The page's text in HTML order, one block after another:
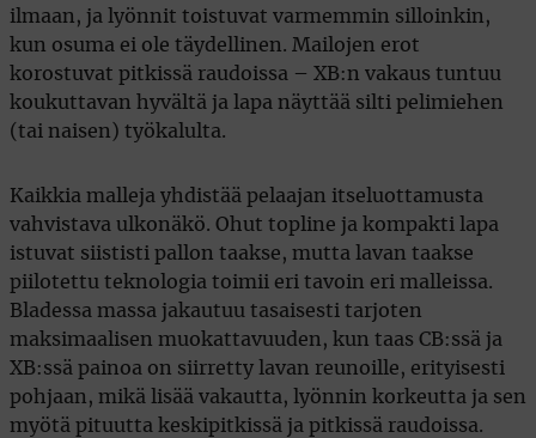
ilmaan, ja lyönnit toistuvat varmemmin silloinkin,
kun osuma ei ole täydellinen. Mailojen erot
korostuvat pitkissä raudoissa – XB:n vakaus tuntuu
koukuttavan hyvältä ja lapa näyttää silti pelimiehen
(tai naisen) työkalulta.
Kaikkia malleja yhdistää pelaajan itseluottamusta
vahvistava ulkonäkö. Ohut topline ja kompakti lapa
istuvat siististi pallon taakse, mutta lavan taakse
piilotettu teknologia toimii eri tavoin eri malleissa.
Bladessa massa jakautuu tasaisesti tarjoten
maksimaalisen muokattavuuden, kun taas CB:ssä ja
XB:ssä painoa on siirretty lavan reunoille, erityisesti
pohjaan, mikä lisää vakautta, lyönnin korkeutta ja sen
myötä pituutta keskipitkissä ja pitkissä raudoissa.